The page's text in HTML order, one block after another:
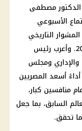
الدكتور مصطفى
الأسبوعي
التاريخي
رئيس
والإداري ومجلس
أسعد المصريين
منافسين كبار،
السابق، بما جعل
تحقق.